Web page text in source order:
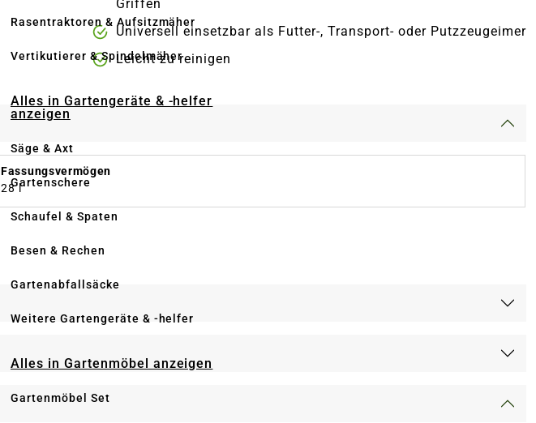
Rasentraktoren & Aufsitzmäher
Vertikutierer & Spindelmäher
Alles in Gartengeräte & -helfer
anzeigen
Säge & Axt
Gartenschere
Schaufel & Spaten
Besen & Rechen
Gartenabfallsäcke
Weitere Gartengeräte & -helfer
Alles in Gartenmöbel anzeigen
Gartenmöbel Set
Griffen
Universell einsetzbar als Futter-, Transport- oder Putzzeugeimer
Leicht zu reinigen
Fassungsvermögen
28 l